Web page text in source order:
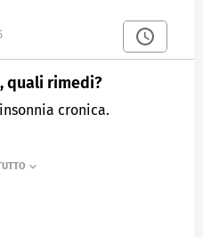
quali rimedi?
cronica.